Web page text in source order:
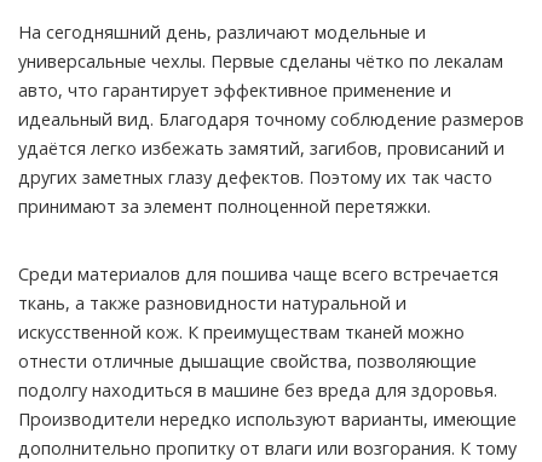
На сегодняшний день, различают модельные и
универсальные чехлы. Первые сделаны чётко по лекалам
авто, что гарантирует эффективное применение и
идеальный вид. Благодаря точному соблюдение размеров
удаётся легко избежать замятий, загибов, провисаний и
других заметных глазу дефектов. Поэтому их так часто
принимают за элемент полноценной перетяжки.
Среди материалов для пошива чаще всего встречается
ткань, а также разновидности натуральной и
искусственной кож. К преимуществам тканей можно
отнести отличные дышащие свойства, позволяющие
подолгу находиться в машине без вреда для здоровья.
Производители нередко используют варианты, имеющие
дополнительно пропитку от влаги или возгорания. К тому